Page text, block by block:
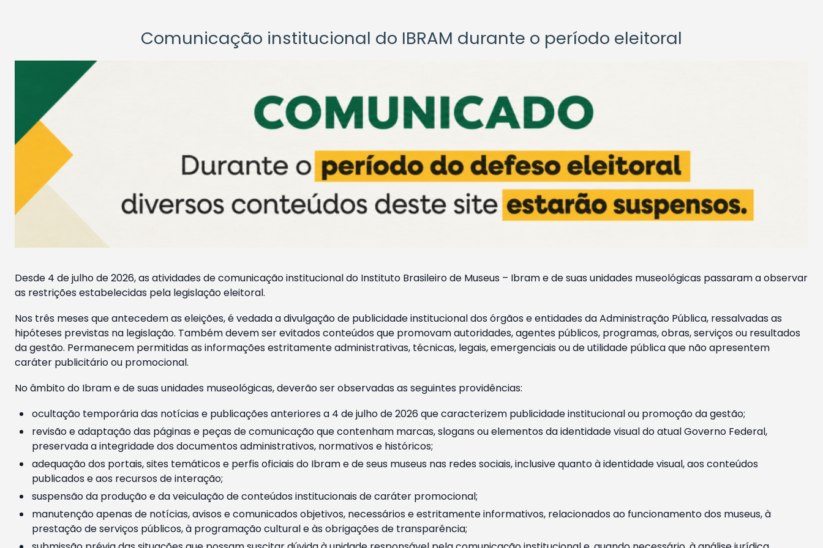
Comunicação institucional do IBRAM durante o período eleitoral
Desde 4 de julho de 2026, as atividades de comunicação institucional do Instituto Brasileiro de Museus – Ibram e de suas unidades museológicas passaram a observar
as restrições estabelecidas pela legislação eleitoral.
Nos três meses que antecedem as eleições, é vedada a divulgação de publicidade institucional dos órgãos e entidades da Administração Pública, ressalvadas as
hipóteses previstas na legislação. Também devem ser evitados conteúdos que promovam autoridades, agentes públicos, programas, obras, serviços ou resultados
da gestão. Permanecem permitidas as informações estritamente administrativas, técnicas, legais, emergenciais ou de utilidade pública que não apresentem
caráter publicitário ou promocional.
No âmbito do Ibram e de suas unidades museológicas, deverão ser observadas as seguintes providências:
ocultação temporária das notícias e publicações anteriores a 4 de julho de 2026 que caracterizem publicidade institucional ou promoção da gestão;
revisão e adaptação das páginas e peças de comunicação que contenham marcas, slogans ou elementos da identidade visual do atual Governo Federal,
preservada a integridade dos documentos administrativos, normativos e históricos;
adequação dos portais, sites temáticos e perfis oficiais do Ibram e de seus museus nas redes sociais, inclusive quanto à identidade visual, aos conteúdos
publicados e aos recursos de interação;
suspensão da produção e da veiculação de conteúdos institucionais de caráter promocional;
manutenção apenas de notícias, avisos e comunicados objetivos, necessários e estritamente informativos, relacionados ao funcionamento dos museus, à
prestação de serviços públicos, à programação cultural e às obrigações de transparência;